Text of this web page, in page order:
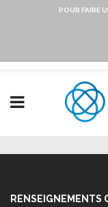
POUR FAIRE
RENSEIGNEMENTS